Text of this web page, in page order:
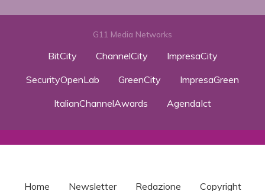
G11 Media Networks
BitCity ChannelCity
ImpresaCity
SecurityOpenLab
GreenCity
ImpresaGreen
ItalianChannelAwards
AgendaIct
Home Newsletter Redazione Copyright